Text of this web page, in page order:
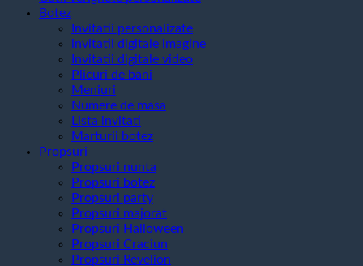
Botez
Invitatii personalizate
invitatii digitale imagine
Invitatii digitale video
Plicuri de bani
Meniuri
Numere de masa
Lista invitati
Marturii botez
Propsuri
Propsuri nunta
Propsuri botez
Propsuri party
Propsuri majorat
Propsuri Halloween
Propsuri Craciun
Propsuri Revelion